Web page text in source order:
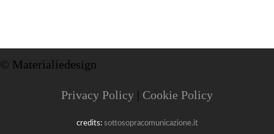
© Materialiedesign
Privacy Policy Cookie Policy
credits: sottosopracomunicazione.it